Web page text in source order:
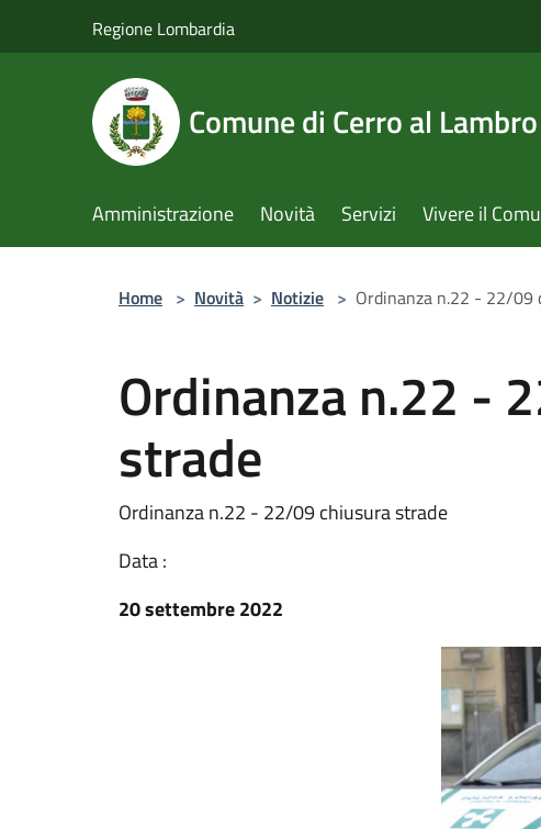
Regione Lombardia
Comune di Cerro al Lambro
Amministrazione Novità Servizi Vivere il
Home > Novità > Notizie > Ordinanza n.22 - 22/09
Ordinanza n.22 -
strade
Ordinanza n.22 - 22/09 chiusura strade
Data :
20 settembre 2022